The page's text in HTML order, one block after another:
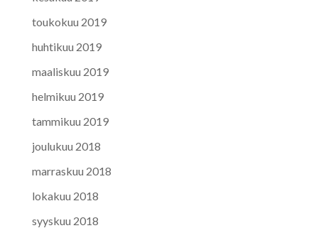
toukokuu 2019
huhtikuu 2019
maaliskuu 2019
helmikuu 2019
tammikuu 2019
joulukuu 2018
marraskuu 2018
lokakuu 2018
syyskuu 2018